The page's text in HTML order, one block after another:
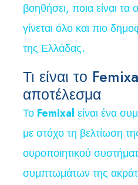
βοηθήσει, ποια είναι τα
γίνεται όλο και πιο
της Ελλάδας.
Τι είναι το
αποτέλεσμα
Το Femixal είναι ένα
με στόχο τη βελτίωση
ουροποιητικού
συμπτωμάτων της